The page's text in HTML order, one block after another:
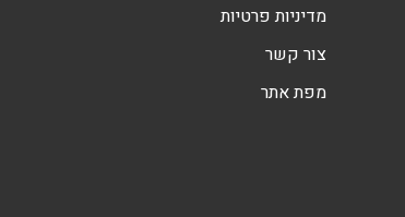
מדיניות פרטיות
צור קשר
מפת אתר